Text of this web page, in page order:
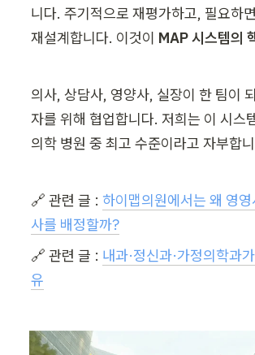
니다. 주기적으로 재평가하고, 필요하
재설계합니다. 이것이 MAP 시스템의
의사, 상담사, 영양사, 실장이 한 팀이
자를 위해 협업합니다. 저희는 이 시스
의학 병원 중 최고 수준이라고 자부합
🔗 관련 글 : 하이맵의원에서는 왜 영
사를 배정할까?
🔗 관련 글 : 내과·정신과·가정의학과
유